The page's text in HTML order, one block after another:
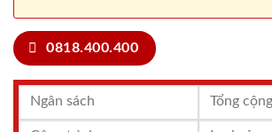
0818.400.400